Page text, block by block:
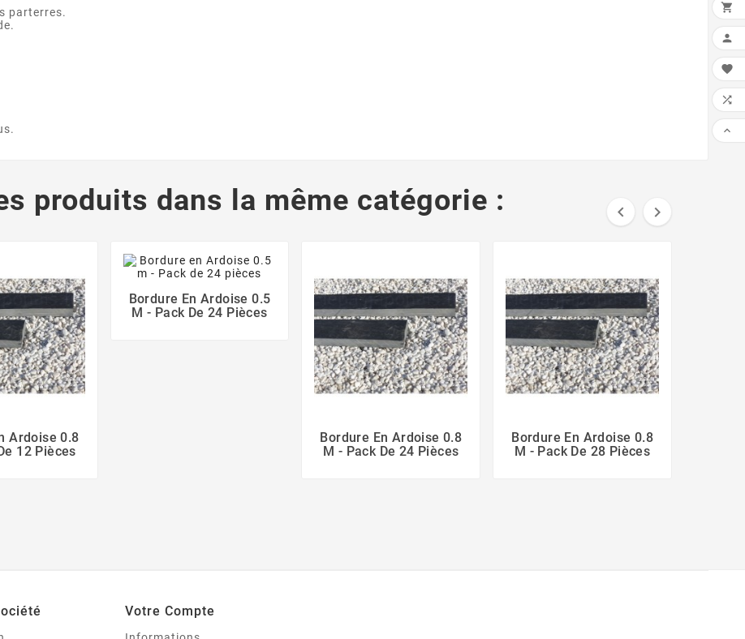
parterres.
produits dans la même catégorie :  
Ardoise 0.8
12 Pièces
Bordure En Ardoise 0.5
M - Pack De 24 Pièces
Bordure En Ardoise 0.8
M - Pack De 24 Pièces
Bordure En Ardoise 0.8
M - Pack De 28 Pièces
Votre Compte




